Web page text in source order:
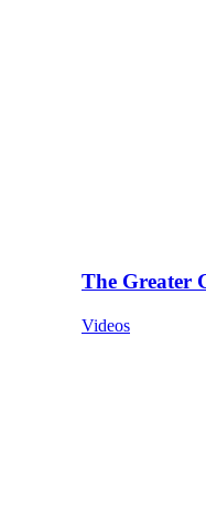
The Greater
Videos